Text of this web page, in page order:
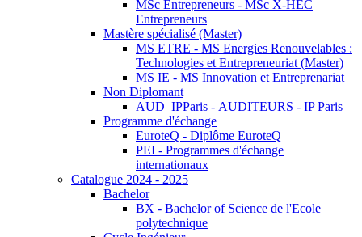
MSc Entrepreneurs - MSc X-HEC
Entrepreneurs
Mastère spécialisé (Master)
MS ETRE - MS Energies Renouvelables :
Technologies et Entrepreneuriat (Master)
MS IE - MS Innovation et Entreprenariat
Non Diplomant
AUD_IPParis - AUDITEURS - IP Paris
Programme d'échange
EuroteQ - Diplôme EuroteQ
PEI - Programmes d'échange
internationaux
Catalogue 2024 - 2025
Bachelor
BX - Bachelor of Science de l'Ecole
polytechnique